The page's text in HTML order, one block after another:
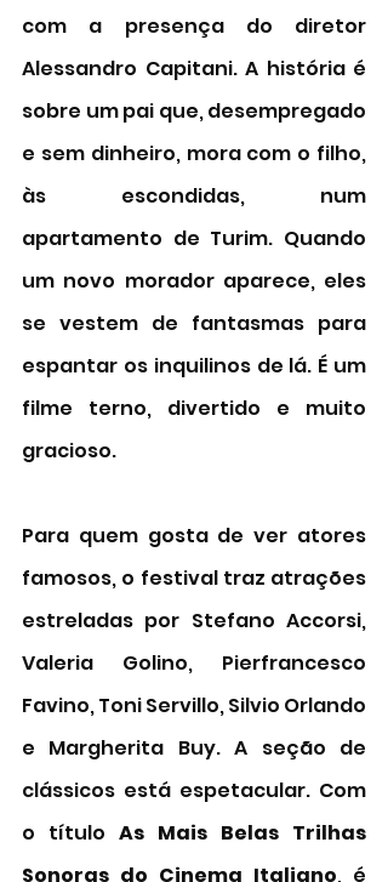
com a presença do diretor
Alessandro Capitani. A história é
sobre um pai que, desempregado
e sem dinheiro, mora com o filho,
às escondidas, num
apartamento de Turim. Quando
um novo morador aparece, eles
se vestem de fantasmas para
espantar os inquilinos de lá. É um
filme terno, divertido e muito
gracioso.
Para quem gosta de ver atores
famosos, o festival traz atrações
estreladas por Stefano Accorsi,
Valeria Golino, Pierfrancesco
Favino, Toni Servillo, Silvio Orlando
e Margherita Buy. A seção de
clássicos está espetacular. Com
o título As Mais Belas Trilhas
Sonoras do Cinema Italiano, é